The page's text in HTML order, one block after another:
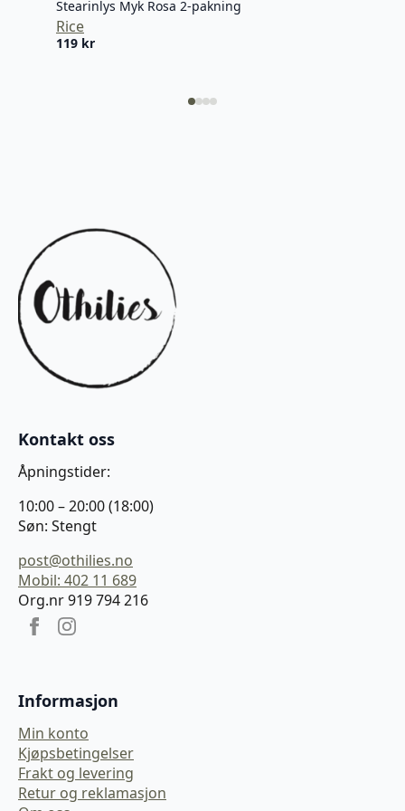
Stearinlys Myk Rosa 2-pakning
Rice
119 kr
Kontakt oss
Åpningstider:
10:00 – 20:00 (18:00)
Søn: Stengt
post@othilies.no
Mobil: 402 11 689
Org.nr 919 794 216
Informasjon
Min konto
Kjøpsbetingelser
Frakt og levering
Retur og reklamasjon